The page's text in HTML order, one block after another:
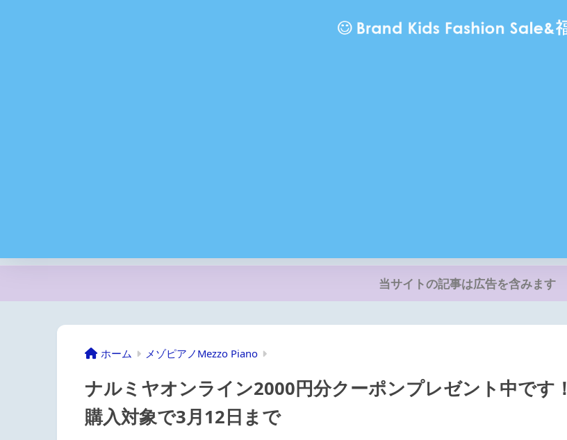
当サイトの記事は広告を含みます
ホーム メゾピアノMezzo Piano
ナルミヤオンライン2000円分クーポンプレゼント中です！
購入対象で3月12日まで